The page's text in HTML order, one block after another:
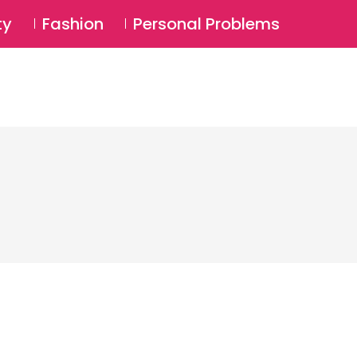
Login ⚲
Fashion Personal Problems